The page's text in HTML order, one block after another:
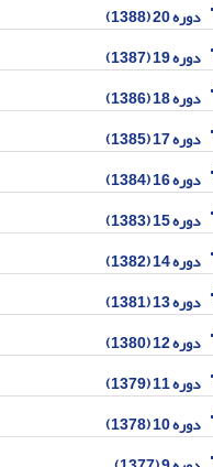
دوره 20 (1388)
دوره 19 (1387)
دوره 18 (1386)
دوره 17 (1385)
دوره 16 (1384)
دوره 15 (1383)
دوره 14 (1382)
دوره 13 (1381)
دوره 12 (1380)
دوره 11 (1379)
دوره 10 (1378)